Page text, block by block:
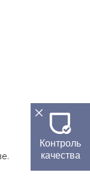
Контроль
качества